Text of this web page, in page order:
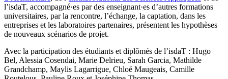
l’isdaT, accompagné·es par des enseignant·es d’autres formations
universitaires, par la rencontre, l’échange, la captation, dans les
entreprises et les laboratoires partenaires, présentent les hypothèses
de nouveaux scénarios de projet.
Avec la participation des étudiants et diplômés de l’isdaT : Hugo
Bel, Alessia Cosendai, Marie Delrieu, Sarah Garcia, Mathilde
Grandchamp, Maylis Lagarrigue, Chloé Maugeais, Camille